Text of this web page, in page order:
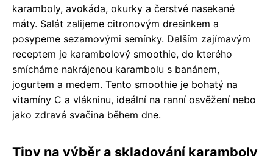
karamboly, avokáda, okurky a čerstvé nasekané
máty. Salát zalijeme citronovým dresinkem a
posypeme sezamovými semínky. Dalším zajímavým
receptem je karambolový smoothie, do kterého
smícháme nakrájenou karambolu s banánem,
jogurtem a medem. Tento smoothie je bohatý na
vitamíny C a vlákninu, ideální na ranní osvěžení nebo
jako zdravá svačina během dne.
Tipy na výběr a skladování karamboly